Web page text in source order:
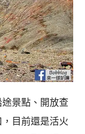
景點、開放查
目前還是活火